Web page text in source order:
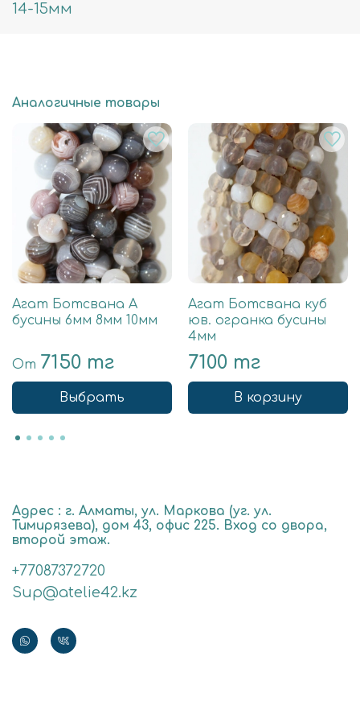
14-15мм
Аналогичные товары
Агат Ботсвана А
бусины 6мм 8мм 10мм
От 7150 тг
Выбрать
Агат Ботсвана куб
юв. огранка бусины
4мм
7100 тг
В корзину
Адрес : г. Алматы, ул. Маркова (уг. ул.
Тимирязева), дом 43, офис 225. Вход со двора,
второй этаж.
+77087372720
Sup@atelie42.kz